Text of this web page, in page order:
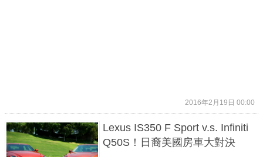
2016年2月19日 00:00
Lexus IS350 F Sport v.s. Infiniti
Q50S！日裔美國房車大對決